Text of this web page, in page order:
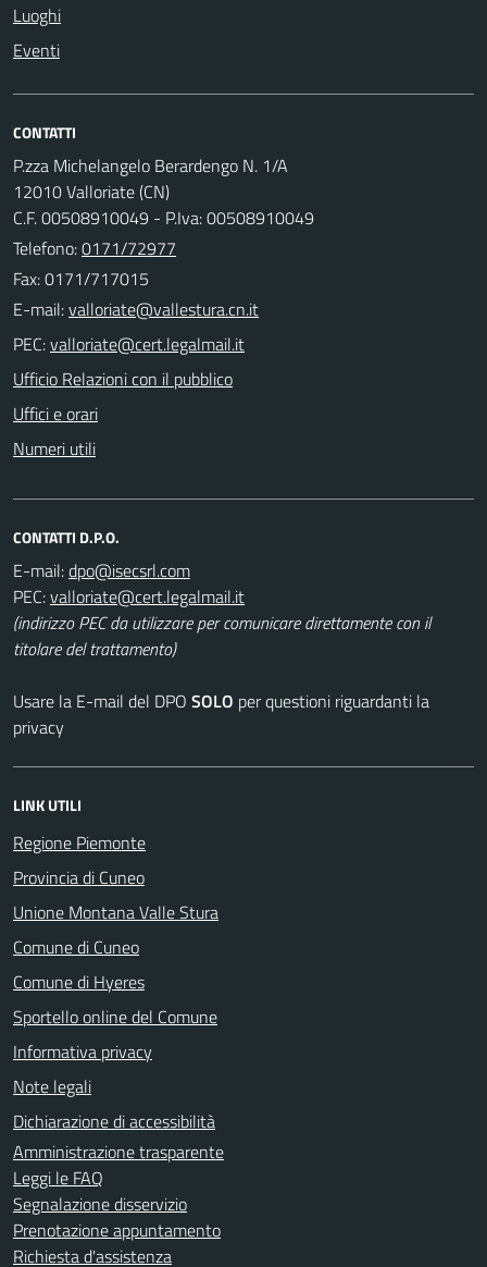
Luoghi
Eventi
CONTATTI
P.zza Michelangelo Berardengo N. 1/A
12010 Valloriate (CN)
C.F. 00508910049 - P.Iva: 00508910049
Telefono:0171/72977
Fax: 0171/717015
E-mail:
PEC:
Ufficio Relazioni con il pubblico
Uffici e orari
Numeri utili
CONTATTI D.P.O.
E-mail:
PEC:
(indirizzo PEC da utilizzare per comunicare direttamente con il
titolare del trattamento)
Usare la E-mail del DPO SOLO per questioni riguardanti la
privacy
LINK UTILI
Regione Piemonte
Provincia di Cuneo
Unione Montana Valle Stura
Comune di Cuneo
Comune di Hyeres
Sportello online del Comune
Informativa privacy
Note legali
Dichiarazione di accessibilità
Amministrazione trasparente
Leggi le FAQ
Segnalazione disservizio
Prenotazione appuntamento
Richiesta d'assistenza